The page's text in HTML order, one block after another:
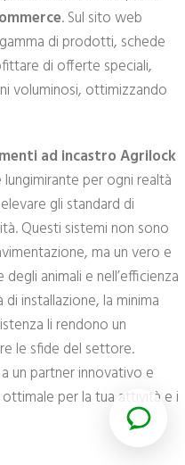
. Sul sito web
di prodotti, schede
di offerte speciali,
voluminosi, ottimizzando
ad incastro Agrilock
per ogni realtà
gli standard di
Questi sistemi non sono
ma un vero e
animali e nell’efficienza
installazione, la minima
li rendono un
le sfide del settore.
un partner innovativo e
per la tua attività e i